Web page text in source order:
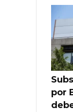
por